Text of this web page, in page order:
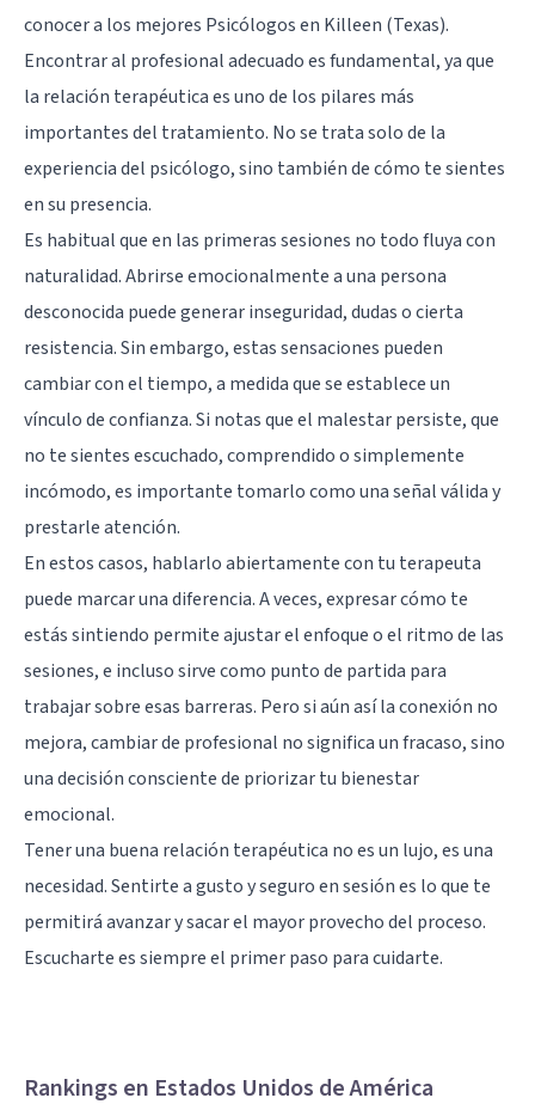
conocer a los mejores Psicólogos en Killeen (Texas).
Encontrar al profesional adecuado es fundamental, ya que
la relación terapéutica es uno de los pilares más
importantes del tratamiento. No se trata solo de la
experiencia del psicólogo, sino también de cómo te sientes
en su presencia.
Es habitual que en las primeras sesiones no todo fluya con
naturalidad. Abrirse emocionalmente a una persona
desconocida puede generar inseguridad, dudas o cierta
resistencia. Sin embargo, estas sensaciones pueden
cambiar con el tiempo, a medida que se establece un
vínculo de confianza. Si notas que el malestar persiste, que
no te sientes escuchado, comprendido o simplemente
incómodo, es importante tomarlo como una señal válida y
prestarle atención.
En estos casos, hablarlo abiertamente con tu terapeuta
puede marcar una diferencia. A veces, expresar cómo te
estás sintiendo permite ajustar el enfoque o el ritmo de las
sesiones, e incluso sirve como punto de partida para
trabajar sobre esas barreras. Pero si aún así la conexión no
mejora, cambiar de profesional no significa un fracaso, sino
una decisión consciente de priorizar tu bienestar
emocional.
Tener una buena relación terapéutica no es un lujo, es una
necesidad. Sentirte a gusto y seguro en sesión es lo que te
permitirá avanzar y sacar el mayor provecho del proceso.
Escucharte es siempre el primer paso para cuidarte.
Rankings en Estados Unidos de América